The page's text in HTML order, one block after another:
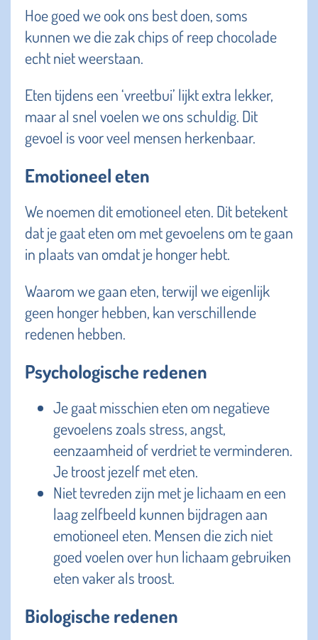
Hoe goed we ook ons best doen, soms
kunnen we die zak chips of reep chocolade
echt niet weerstaan.
Eten tijdens een ‘vreetbui’ lijkt extra lekker,
maar al snel voelen we ons schuldig. Dit
gevoel is voor veel mensen herkenbaar.
Emotioneel eten
We noemen dit emotioneel eten. Dit betekent
dat je gaat eten om met gevoelens om te gaan
in plaats van omdat je honger hebt.
Waarom we gaan eten, terwijl we eigenlijk
geen honger hebben, kan verschillende
redenen hebben.
Psychologische redenen
Je gaat misschien eten om negatieve
gevoelens zoals stress, angst,
eenzaamheid of verdriet te verminderen.
Je troost jezelf met eten.
Niet tevreden zijn met je lichaam en een
laag zelfbeeld kunnen bijdragen aan
emotioneel eten. Mensen die zich niet
goed voelen over hun lichaam gebruiken
eten vaker als troost.
Biologische redenen